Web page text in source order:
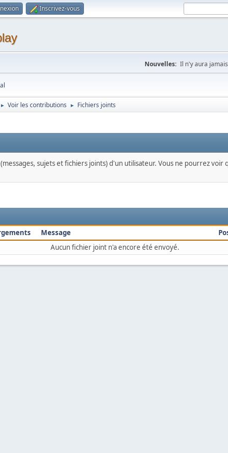
Inscrivez-vous
Nouvelles: Il n'y aura
► Voir les contributions ► Fichiers joints
sujets et fichiers joints) d'un utilisateur. Vous ne pourrez voir
Message
Aucun fichier joint n'a encore été envoyé.